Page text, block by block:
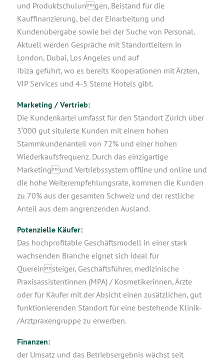
und Produktschulungen, Beistand für die
Kauffinanzierung, bei der Einarbeitung und
Kundenübergabe sowie bei der Suche von Personal.
Aktuell werden Gespräche mit Standortleitern in
London, Dubai, Los Angeles und auf
Ibiza geführt, wo es bereits Kooperationen mit Ärzten,
VIP Services und 4-5 Sterne Hotels gibt.
Marketing / Vertrieb:
Die Kundenkartei umfasst für den Standort Zürich über
3‘000 gut situierte Kunden mit einem hohen
Stammkundenanteil von 72% und einer hohen
Wiederkaufsfrequenz. Durch das einzigartige
Marketingund Vertriebssystem offline und online und
die hohe Weiterempfehlungsrate, kommen die Kunden
zu 70% aus der gesamten Schweiz und der restliche
Anteil aus dem angrenzenden Ausland.
Potenzielle Käufer:
Das hochprofitable Geschäftsmodell in einer stark
wachsenden Branche eignet sich ideal für
Quereinsteiger, Geschäftsführer, medizinische
Praxisassistentinnen (MPA) / Kosmetikerinnen, Ärzte
oder für Käufer mit der Absicht einen zusätzlichen, gut
funktionierenden Standort für eine bestehende Klinik-
/Arztpraxengruppe zu erwerben.
Finanzen:
der Umsatz und das Betriebsergebnis wächst seit